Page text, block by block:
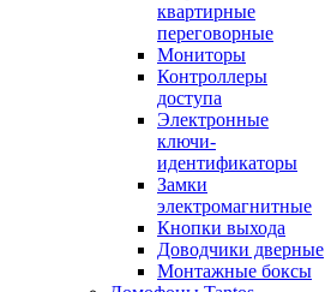
квартирные
переговорные
Мониторы
Контроллеры
доступа
Электронные
ключи-
идентификаторы
Замки
электромагнитные
Кнопки выхода
Доводчики дверные
Монтажные боксы